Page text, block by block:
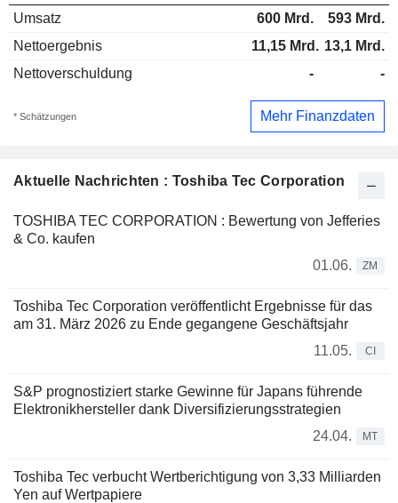
Aktuelle Nachrichten : Toshiba Tec Corporation
TOSHIBA TEC CORPORATION : Bewertung von Jefferies
& Co. kaufen
01.06.
ZM
Toshiba Tec Corporation veröffentlicht Ergebnisse für das
am 31. März 2026 zu Ende gegangene Geschäftsjahr
11.05.
CI
S&P prognostiziert starke Gewinne für Japans führende
Elektronikhersteller dank Diversifizierungsstrategien
24.04.
MT
Toshiba Tec verbucht Wertberichtigung von 3,33 Milliarden
Yen auf Wertpapiere
Umsatz
600 Mrd.
593 Mrd.
Nettoergebnis
11,15 Mrd. 13,1 Mrd.
Nettoverschuldung
- -
* Schätzungen Mehr Finanzdaten